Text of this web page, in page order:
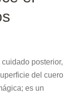
posterior,
del cuero
es un